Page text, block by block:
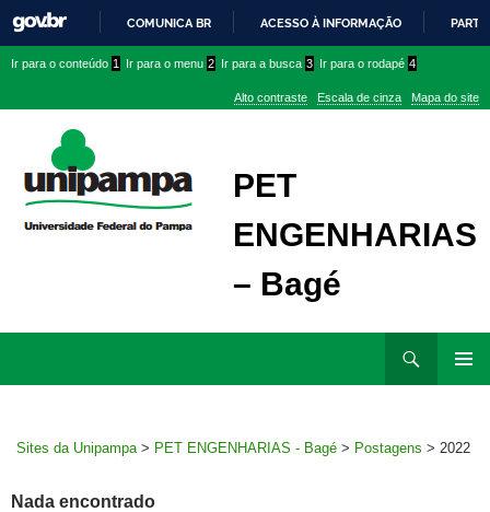
PARA
CONTEÚDO
COMUNICA BR ACESSO À INFORMAÇÃO
conteúdo
menu
superior
menu
Ir para o conteúdo 1 Ir para o menu 2 Ir para a busca 3 Ir para o rodapé 4
Alto contraste Escala de cinza Mapa do site
PET
ENGENHARIAS
– Bagé
Sites da Unipampa > PET ENGENHARIAS - Bagé > Postagens > 2022
Nada encontrado